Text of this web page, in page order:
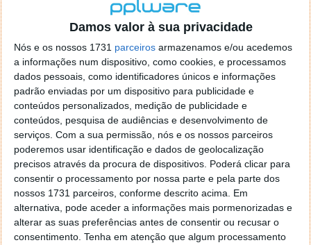
Damos valor à sua privacidade
Nós e os nossos 1731 parceiros armazenamos e/ou acedemos
a informações num dispositivo, como cookies, e processamos
dados pessoais, como identificadores únicos e informações
padrão enviadas por um dispositivo para publicidade e
conteúdos personalizados, medição de publicidade e
conteúdos, pesquisa de audiências e desenvolvimento de
serviços. Com a sua permissão, nós e os nossos parceiros
poderemos usar identificação e dados de geolocalização
precisos através da procura de dispositivos. Poderá clicar para
consentir o processamento por nossa parte e pela parte dos
nossos 1731 parceiros, conforme descrito acima. Em
alternativa, pode aceder a informações mais pormenorizadas e
alterar as suas preferências antes de consentir ou recusar o
consentimento. Tenha em atenção que algum processamento
Huawei não olhou a meios para
surpreender: espreite os novos relógios
a preço apetecível
07 MAI 2024·GADGETS 7 COMENTÁRIOS